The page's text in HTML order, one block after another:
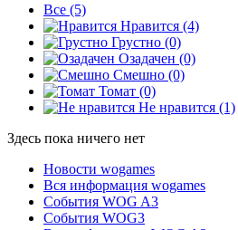
Все (5)
Нравится (4)
Грустно (0)
Озадачен (0)
Смешно (0)
Томат (0)
Не нравится (1)
Здесь пока ничего нет
Новости wogames
Вся информация wogames
События WOG A3
События WOG3